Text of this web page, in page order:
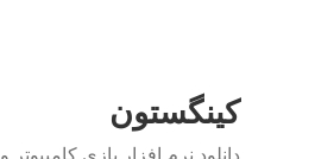
کینگستون
دانلود نرم افزار بازی کامپیوتر و